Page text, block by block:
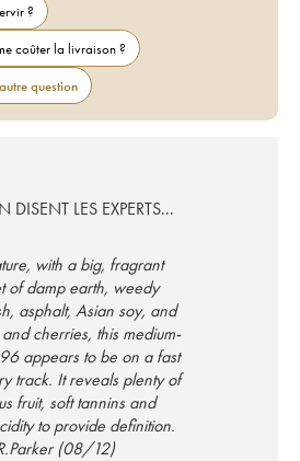
?
coûter la livraison ?
question
DISENT LES EXPERTS...
with a big, fragrant
of damp earth, weedy
asphalt, Asian soy, and
cherries, this medium-
appears to be on a fast
track. It reveals plenty of
fruit, soft tannins and
to provide definition.
(08/12)